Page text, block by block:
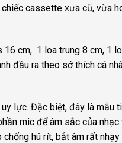
cassette xưa cũ, vừa
cm, 1 loa trung 8 cm, 1
đầu ra theo sở thích cá
lực. Đặc biệt, đây là mẫu
mic để âm sắc của nhạc
hú rít, bắt âm rất nhạy